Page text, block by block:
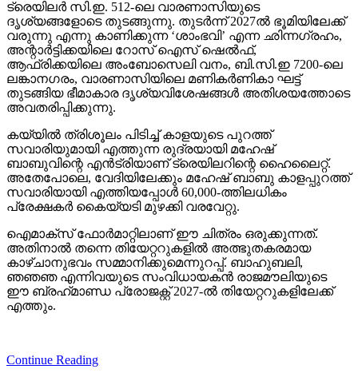
ട്രെയിലര്‍ സി.ഇ. 512-ലെ വാരണാസിയുടെ
ദൃശ്യങ്ങളോടെ തുടങ്ങുന്നു. തുടര്‍ന്ന് 2027ല്‍ ഭൂമിയിലേക്ക്
വരുന്നു എന്നു കാണിക്കുന്ന ‘ശാംഭവി’ എന്ന ഛിന്നഗ്രഹം,
അന്റാര്‍ട്ടിക്കയിലെ റോസ് ഐസ് ഷെല്‍ഫ്,
ആഫ്രിക്കയിലെ അംബോസെലി വനം, ബി.സി.ഇ 7200-ലെ
ലങ്കാനഗരം, വാരണാസിയിലെ മണികര്‍ണികാ ഘട്ട്
തുടങ്ങിയ ഭീമാകാര ദൃശ്യവിശേഷങ്ങള്‍ അതിശയത്തോടെ
അവതരിപ്പിക്കുന്നു.
കയ്യില്‍ ത്രിശൂലം പിടിച്ച് കാളയുടെ പുറത്ത്
സവാരിയുമായി എത്തുന്ന രുദ്രയായി മഹേഷ്
ബാബുവിന്റെ എന്‍ട്രിയാണ് ട്രെയിലറിന്റെ ഹൈലൈറ്റ്.
അതേപോലെ, വേദിയിലേക്കും മഹേഷ് ബാബു കാളപ്പുറത്ത്
സവാരിയായി എത്തിയപ്പോള്‍ 60,000-ത്തിലധികം
പ്രേക്ഷകര്‍ കൈയ്യടി മുഴക്കി വരവേറ്റു.
ഐമാക്‌സ് ഫോര്‍മാറ്റിലാണ് ഈ ചിത്രം ഒരുക്കുന്നത്.
അതിനാല്‍ തന്നെ തിയേറ്ററുകളില്‍ അത്ഭുതകരമായ
കാഴ്ചാനുഭവം സമ്മാനിക്കുമെന്നുറപ്പ്. ബാഹുബലി,
ഞഞഞ എന്നിവയുടെ സംവിധായകന്‍ രാജമൗലിയുടെ
ഈ ബ്രഹ്‌മാണ്ഡ പ്രോജക്റ്റ് 2027-ല്‍ തിയേറ്ററുകളിലേക്ക്
എത്തും.
Continue Reading